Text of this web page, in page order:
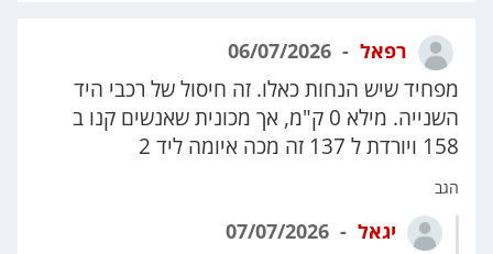
רפאל
מפחיד שיש הנחות כאלו. זה חיסול של רכבי היד
השנייה. מילא 0 ק"מ, אך מכונית שאנשים קנו ב
158 ויורדת ל 137 זה מכה איומה ליד 2
הגב
יגאל